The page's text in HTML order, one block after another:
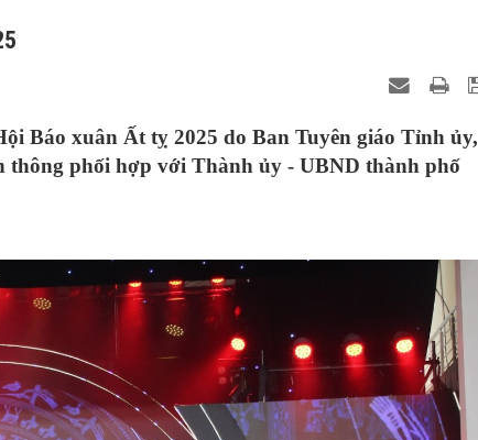
Báo xuân Ất tỵ 2025 do Ban Tuyên giáo Tỉnh ủy,
thông phối hợp với Thành ủy - UBND thành phố